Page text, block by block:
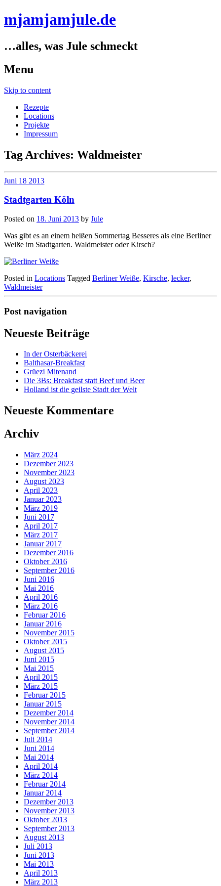
mjamjamjule.de
…alles, was Jule schmeckt
Menu
Skip to content
Rezepte
Locations
Projekte
Impressum
Tag Archives: Waldmeister
Juni 18 2013
Stadtgarten Köln
Posted on 18. Juni 2013 by Jule
Was gibt es an einem heißen Sommertag Besseres als eine Berliner
Weiße im Stadtgarten. Waldmeister oder Kirsch?
Posted in Locations Tagged Berliner Weiße, Kirsche, lecker,
Waldmeister
Post navigation
Neueste Beiträge
In der Osterbäckerei
Balthasar-Breakfast
Grüezi Mitenand
Die 3Bs: Breakfast statt Beef und Beer
Holland ist die geilste Stadt der Welt
Neueste Kommentare
Archiv
März 2024
Dezember 2023
November 2023
August 2023
April 2023
Januar 2023
März 2019
Juni 2017
April 2017
März 2017
Januar 2017
Dezember 2016
Oktober 2016
September 2016
Juni 2016
Mai 2016
April 2016
März 2016
Februar 2016
Januar 2016
November 2015
Oktober 2015
August 2015
Juni 2015
Mai 2015
April 2015
März 2015
Februar 2015
Januar 2015
Dezember 2014
November 2014
September 2014
Juli 2014
Juni 2014
Mai 2014
April 2014
März 2014
Februar 2014
Januar 2014
Dezember 2013
November 2013
Oktober 2013
September 2013
August 2013
Juli 2013
Juni 2013
Mai 2013
April 2013
März 2013